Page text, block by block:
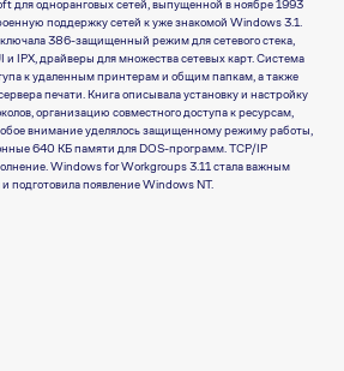
для одноранговых сетей, выпущенной в ноябре 1993
поддержку сетей к уже знакомой Windows 3.1.
386-защищенный режим для сетевого стека,
и IPX, драйверы для множества сетевых карт. Система
к удаленным принтерам и общим папкам, а также
печати. Книга описывала установку и настройку
организацию совместного доступа к ресурсам,
внимание уделялось защищенному режиму работы,
640 КБ памяти для DOS-программ. TCP/IP
Windows for Workgroups 3.11 стала важным
подготовила появление Windows NT.